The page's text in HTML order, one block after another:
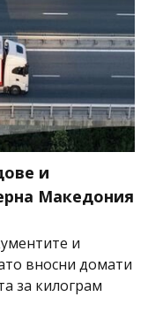
и
Македония
и
вносни домати
за килограм